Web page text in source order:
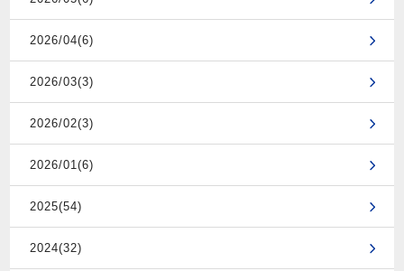
2026/04(6)
2026/03(3)
2026/02(3)
2026/01(6)
2025(54)
2024(32)